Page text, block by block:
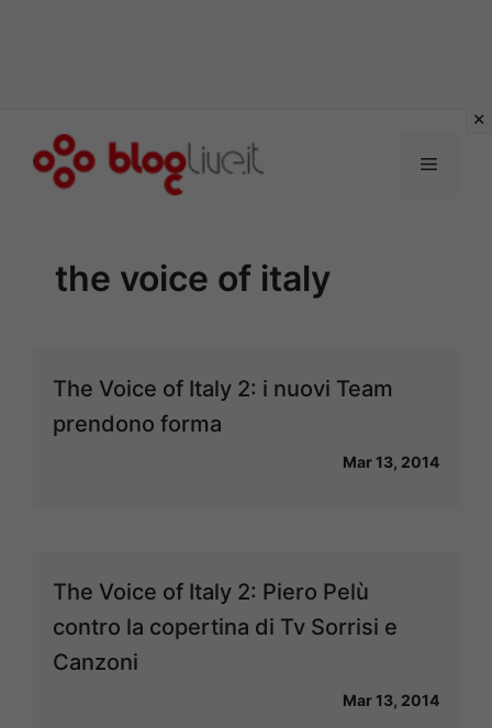
Menu
the voice of italy
The Voice of Italy 2: i nuovi Team
prendono forma
Mar 13, 2014
The Voice of Italy 2: Piero Pelù
contro la copertina di Tv Sorrisi e
Canzoni
Mar 13, 2014